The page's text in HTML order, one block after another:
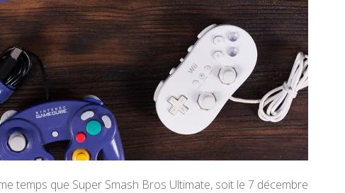
temps que Super Smash Bros Ultimate, soit le 7 décembre